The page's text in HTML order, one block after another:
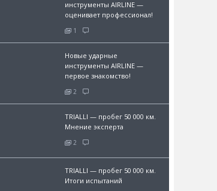
инструменты AIRLINE —
оценивает профессионал!
1
Новые ударные
инструменты AIRLINE —
первое знакомство!
2
TRIALLI — пробег 50 000 км.
Мнение эксперта
2
TRIALLI — пробег 50 000 км.
Итоги испытаний